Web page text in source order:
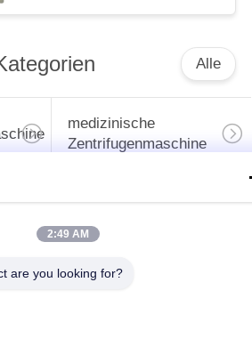
Alle
medizinische
Zentrifugenmaschine
Blutbank-Zentrifuge
2:49 AM
are you looking for?